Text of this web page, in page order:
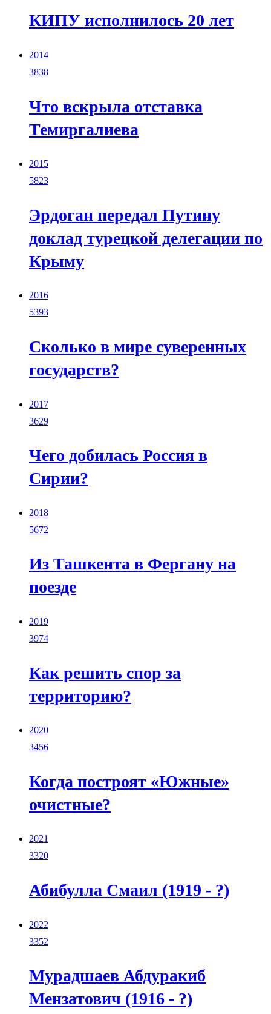
КИПУ исполнилось 20 лет
2014
3838
Что вскрыла отставка
Темиргалиева
2015
5823
Эрдоган передал Путину
доклад турецкой делегации по
Крыму
2016
5393
Сколько в мире суверенных
государств?
2017
3629
Чего добилась Россия в
Сирии?
2018
5672
Из Ташкента в Фергану на
поезде
2019
3974
Как решить спор за
территорию?
2020
3456
Когда построят «Южные»
очистные?
2021
3320
Абибулла Смаил (1919 - ?)
2022
3352
Мурадшаев Абдуракиб
Мензатович (1916 - ?)